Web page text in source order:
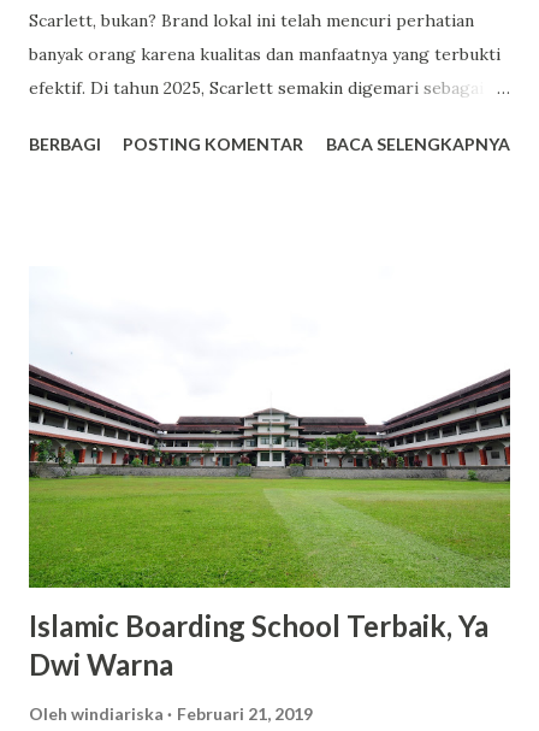
Scarlett, bukan? Brand lokal ini telah mencuri perhatian
banyak orang karena kualitas dan manfaatnya yang terbukti
efektif. Di tahun 2025, Scarlett semakin digemari sebagai
alasan mengapa Scarlett menjadi tren bodycare yang patut
harga tersebut, kamu sudah mendapatkan produk
berkualitas dengan manfaat maksimal. 2. Varian Aroma yang
Memikat dan Tahan Lama Scarlett menawarkan berbagai
varian aroma yang tidak hanya menyegarkan, tetapi juga
tahan lama. Varian seperti Romansa, Charming, dan Freshy
menjadi favorit banyak pengguna karena wanginya yang
elegan dan tidak mengganggu. 3. Kandungan Glutat...
BERBAGI POSTING KOMENTAR BACA SELENGKAPNYA
Islamic Boarding School Terbaik, Ya
Dwi Warna
Oleh windiariska Februari 21, 2019